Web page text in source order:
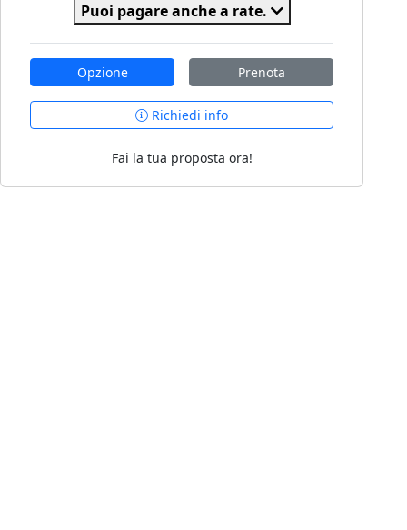
Puoi pagare anche a rate.
Opzione Prenota
Richiedi info
Fai la tua proposta ora!